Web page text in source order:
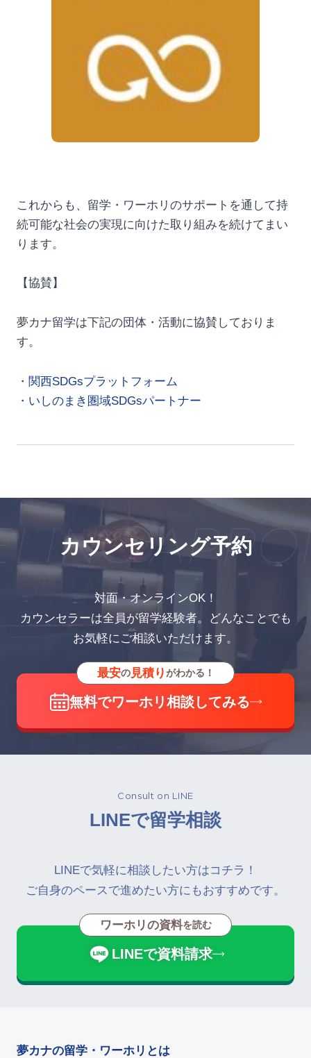
これからも、留学・ワーホリのサポートを通して持
続可能な社会の実現に向けた取り組みを続けてまい
ります。
【協賛】
夢カナ留学は下記の団体・活動に協賛しておりま
す。
・ 関西SDGsプラットフォーム
・ いしのまき圏域SDGsパートナー
カウンセリング予約
対面・オンラインOK！
カウンセラーは全員が留学経験者。どんなことでも
お気軽にご相談いただけます。
最安の見積りがわかる！
無料でワーホリ相談してみる
Consult on LINE
LINEで留学相談
LINEで気軽に相談したい方はコチラ！
ご自身のペースで進めたい方にもおすすめです。
ワーホリの資料を読む
LINEで資料請求
夢カナの留学・ワーホリとは